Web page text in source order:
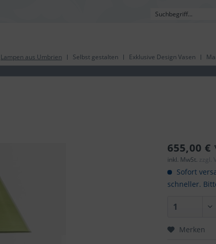
Lampen aus Umbrien Selbst gestalten Exklusive Design Vasen
655,00 €
inkl. MwSt. zzgl.
Sofort
schneller.
Merken